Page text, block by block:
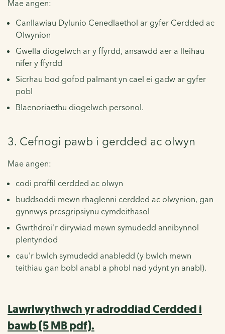
Mae angen:
Canllawiau Dylunio Cenedlaethol ar gyfer Cerdded ac
Olwynion
Gwella diogelwch ar y ffyrdd, ansawdd aer a lleihau
nifer y ffyrdd
Sicrhau bod gofod palmant yn cael ei gadw ar gyfer
pobl
Blaenoriaethu diogelwch personol.
3. Cefnogi pawb i gerdded ac olwyn
Mae angen:
codi proffil cerdded ac olwyn
buddsoddi mewn rhaglenni cerdded ac olwynion, gan
gynnwys presgripsiynu cymdeithasol
Gwrthdroi'r dirywiad mewn symudedd annibynnol
plentyndod
cau'r bwlch symudedd anabledd (y bwlch mewn
teithiau gan bobl anabl a phobl nad ydynt yn anabl).
Lawrlwythwch yr adroddiad Cerdded i
bawb (5 MB pdf).